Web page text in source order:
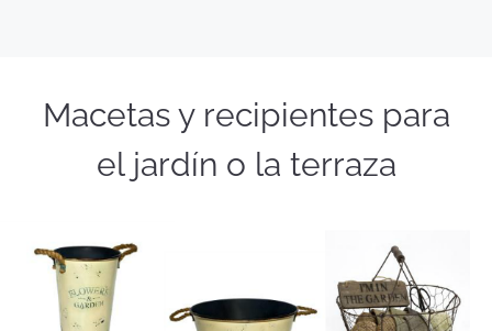
Macetas y recipientes para
el jardín o la terraza